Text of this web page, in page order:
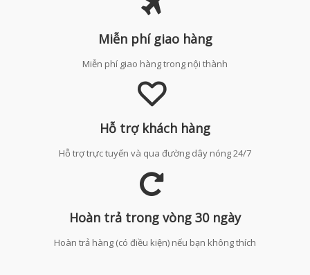
Miễn phí giao hàng
Miễn phí giao hàng trong nội thành
Hỗ trợ khách hàng
Hỗ trợ trực tuyến và qua đường dây nóng 24/7
Hoàn trả trong vòng 30 ngày
Hoàn trả hàng (có điều kiện) nếu bạn không thích